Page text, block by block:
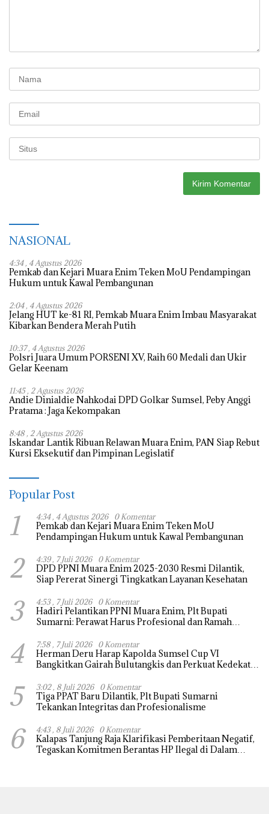
NASIONAL
4:34 , 4 Agustus 2026
Pemkab dan Kejari Muara Enim Teken MoU Pendampingan
Hukum untuk Kawal Pembangunan
2:04 , 4 Agustus 2026
Jelang HUT ke-81 RI, Pemkab Muara Enim Imbau Masyarakat
Kibarkan Bendera Merah Putih
10:37 , 4 Agustus 2026
Polsri Juara Umum PORSENI XV, Raih 60 Medali dan Ukir
Gelar Keenam
11:45 , 2 Agustus 2026
Andie Dinialdie Nahkodai DPD Golkar Sumsel, Peby Anggi
Pratama : Jaga Kekompakan
8:48 , 2 Agustus 2026
Iskandar Lantik Ribuan Relawan Muara Enim, PAN Siap Rebut
Kursi Eksekutif dan Pimpinan Legislatif
Popular Post
1 4:34 , 4 Agustus 2026 0 Komentar
Pemkab dan Kejari Muara Enim Teken MoU
Pendampingan Hukum untuk Kawal Pembangunan
2 4:39 , 7 Juli 2026 0 Komentar
DPD PPNI Muara Enim 2025-2030 Resmi Dilantik,
Siap Pererat Sinergi Tingkatkan Layanan Kesehatan
3 4:53 , 7 Juli 2026 0 Komentar
Hadiri Pelantikan PPNI Muara Enim, Plt Bupati
Sumarni: Perawat Harus Profesional dan Ramah
4 7:58 , 7 Juli 2026 0 Komentar
Herman Deru Harap Kapolda Sumsel Cup VI
Bangkitkan Gairah Bulutangkis dan Perkuat Kedekatan
5 3:02 , 8 Juli 2026 0 Komentar
Tiga PPAT Baru Dilantik, Plt Bupati Sumarni
Tekankan Integritas dan Profesionalisme
6 4:43 , 8 Juli 2026 0 Komentar
Kalapas Tanjung Raja Klarifikasi Pemberitaan Negatif,
Tegaskan Komitmen Berantas HP Ilegal di Dalam